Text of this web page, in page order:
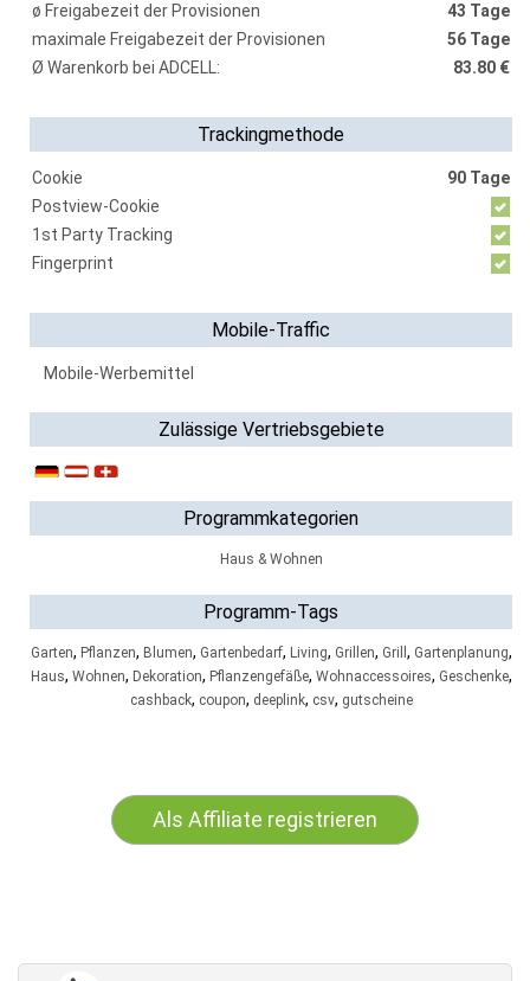
ø Freigabezeit der Provisionen
43 Tage
maximale Freigabezeit der Provisionen
56 Tage
Ø Warenkorb bei ADCELL:
83.80 €
Trackingmethode
Cookie
90 Tage
Postview-Cookie
1st Party Tracking
Fingerprint
Mobile-Traffic
Mobile-Werbemittel
Zulässige Vertriebsgebiete
Programmkategorien
Haus & Wohnen
Programm-Tags
Garten, Pflanzen, Blumen, Gartenbedarf, Living, Grillen, Grill , Gartenplanung,
Haus, Wohnen, Dekoration, Pflanzengefäße, Wohnaccessoires, Geschenke,
cashback, coupon, deeplink, csv, gutscheine
Als Affiliate registrieren